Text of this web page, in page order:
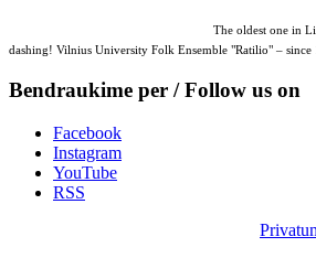
The oldest one in
dashing! Vilnius University Folk Ensemble "Ratilio" – since
Bendraukime per / Follow us on
Facebook
Instagram
YouTube
RSS